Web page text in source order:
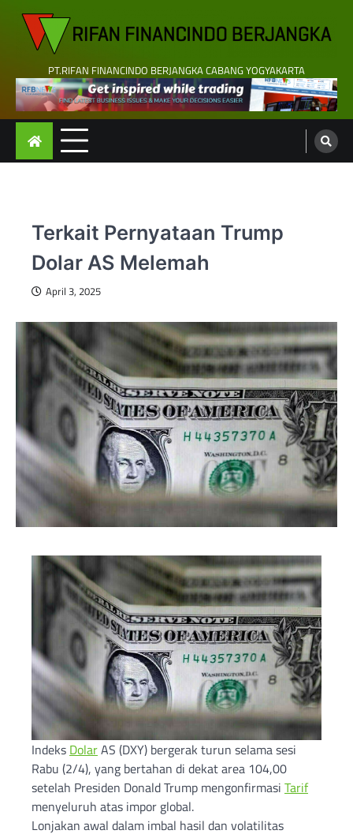
content
PT.RIFAN FINANCINDO BERJANGKA CABANG YOGYAKARTA
Terkait Pernyataan Trump
Dolar AS Melemah
April 3, 2025
Indeks DolarAS (DXY) bergerak turun selama sesi
Rabu (2/4), yang bertahan di dekat area 104,00
setelah Presiden Donald Trump mengonfirmasi Tarif
menyeluruh atas impor global.
Lonjakan awal dalam imbal hasil dan volatilitas